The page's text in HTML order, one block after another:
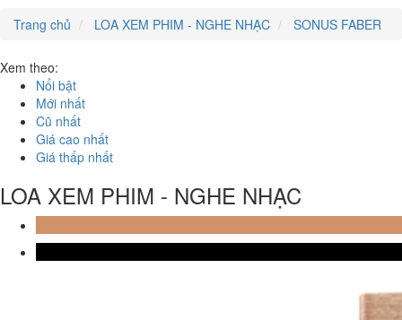
Trang chủ
LOA XEM PHIM - NGHE NHẠC SONUS FABER
Xem theo:
Nổi bật
Mới nhất
Cũ nhất
Giá cao nhất
Giá thấp nhất
LOA XEM PHIM - NGHE NHẠC